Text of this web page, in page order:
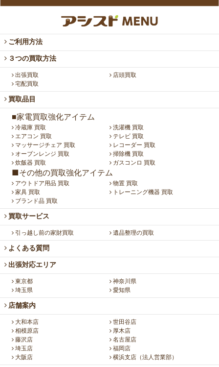
ご利用方法
３つの買取方法
出張買取
店頭買取
宅配買取
買取品目
■家電買取強化アイテム
冷蔵庫 買取
洗濯機 買取
エアコン 買取
テレビ 買取
マッサージチェア 買取
レコーダー 買取
オーブンレンジ 買取
掃除機 買取
炊飯器 買取
ガスコンロ 買取
■その他の買取強化アイテム
アウトドア用品 買取
物置 買取
家具 買取
トレーニング機器 買取
ブランド品 買取
買取サービス
引っ越し前の家財買取 遺品整理の買取
よくある質問
出張対応エリア
東京都
神奈川県
埼玉県
愛知県
店舗案内
大和本店
世田谷店
相模原店
厚木店
藤沢店
名古屋店
埼玉店
福岡店
大阪店
横浜支店（法人営業部）